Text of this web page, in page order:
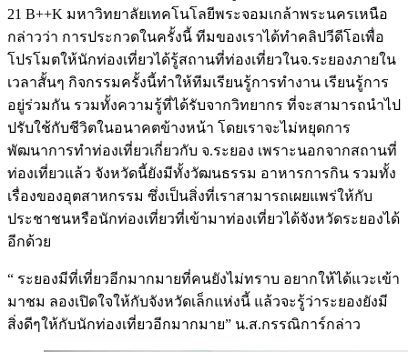
21 B++K มหาวิทยาลัยเทคโนโลยีพระจอมเกล้าพระนครเหนือ
กล่าวว่า การประกวดในครั้งนี้ ทีมของเราได้ทำคลิปวีดีโอเพื่อ
โปรโมตให้นักท่องเที่ยวได้รู้สถานที่ท่องเที่ยวในจ.ระยองภายใน
เวลาสั้นๆ กิจกรรมครั้งนี้ทำให้ทีมเรียนรู้การทำงาน เรียนรู้การ
อยู่ร่วมกัน รวมทั้งความรู้ที่ได้รับจากวิทยากร ที่จะสามารถนำไป
ปรับใช้กับชีวิตในอนาคตข้างหน้า โดยเราจะไม่หยุดการ
พัฒนาการทำท่องเที่ยวเกี่ยวกับ จ.ระยอง เพราะนอกจากสถานที่
ท่องเที่ยวแล้ว จังหวัดนี้ยังมีทั้งวัฒนธรรม อาหารการกิน รวมทั้ง
เรื่องของอุตสาหกรรม ซึ่งเป็นสิ่งที่เราสามารถเผยแพร่ให้กับ
ประชาชนหรือนักท่องเที่ยวที่เข้ามาท่องเที่ยวได้จังหวัดระยองได้
อีกด้วย
“ ระยองมีที่เที่ยวอีกมากมายที่คนยังไม่ทราบ อยากให้ได้แวะเข้า
มาชม ลองเปิดใจให้กับจังหวัดเล็กแห่งนี้ แล้วจะรู้ว่าระยองยังมี
สิ่งดีๆให้กับนักท่องเที่ยวอีกมากมาย” น.ส.กรรณิการ์กล่าว